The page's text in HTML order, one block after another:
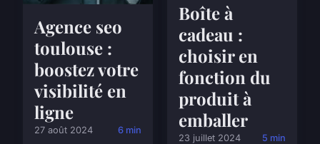
Agence seo
toulouse :
boostez votre
visibilité en
ligne
27 août 2024 6 min
Boîte à
cadeau :
choisir en
fonction du
produit à
emballer
23 juillet 2024 5 min